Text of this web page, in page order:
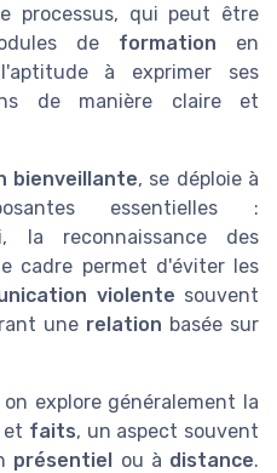
processus, qui peut être
de formation en
à exprimer ses
de manière claire et
bienveillante, se déploie à
essentielles :
la reconnaissance des
cadre permet d'éviter les
violente souvent
une relation basée sur
on explore généralement la
et faits, un aspect souvent
présentiel ou à distance.